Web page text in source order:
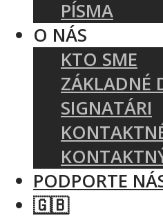
PÍSMA
O NÁS
KTO SME
ZÁKLADNÉ
SIGNATÁRI
PODPORTE
🇬🇧